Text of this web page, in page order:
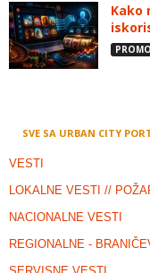
Kako
PROMO
SVE SA URBAN CITY
VESTI
LOKALNE VESTI //
NACIONALNE VESTI
REGIONALNE -